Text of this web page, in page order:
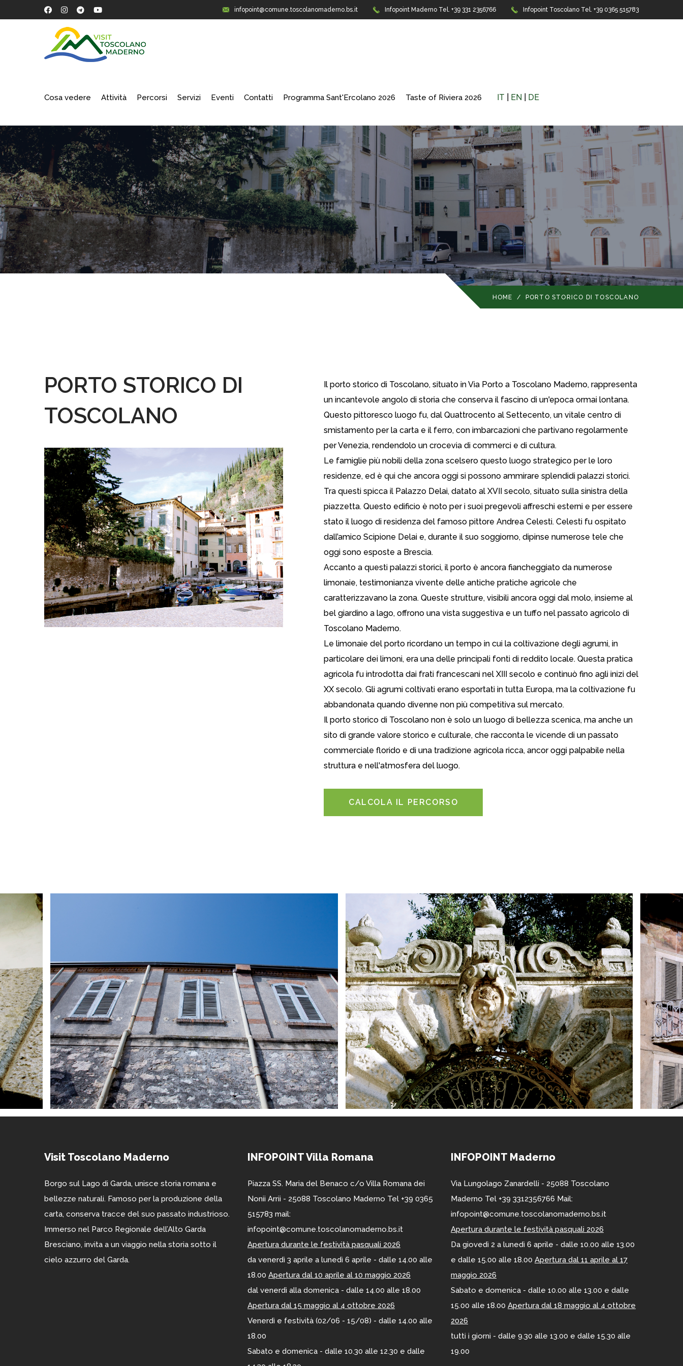
infopoint@comune.toscolanomaderno.bs.it Infopoint Maderno Tel. +39 331 2356766 Infopoint Toscolano Tel. +39 0365 515783
Cosa vedere Attività Percorsi Servizi Eventi Contatti Programma Sant'Ercolano 2026 Taste of Riviera 2026 IT EN DE
HOME / PORTO STORICO DI TOSCOLANO
PORTO STORICO DI
TOSCOLANO
Il porto storico di Toscolano, situato in Via Porto a Toscolano Maderno, rappresenta
un incantevole angolo di storia che conserva il fascino di un'epoca ormai lontana.
Questo pittoresco luogo fu, dal Quattrocento al Settecento, un vitale centro di
smistamento per la carta e il ferro, con imbarcazioni che partivano regolarmente
per Venezia, rendendolo un crocevia di commerci e di cultura.
Le famiglie più nobili della zona scelsero questo luogo strategico per le loro
residenze, ed è qui che ancora oggi si possono ammirare splendidi palazzi storici.
Tra questi spicca il Palazzo Delai, datato al XVII secolo, situato sulla sinistra della
piazzetta. Questo edificio è noto per i suoi pregevoli affreschi esterni e per essere
stato il luogo di residenza del famoso pittore Andrea Celesti. Celesti fu ospitato
dall’amico Scipione Delai e, durante il suo soggiorno, dipinse numerose tele che
oggi sono esposte a Brescia.
Accanto a questi palazzi storici, il porto è ancora fiancheggiato da numerose
limonaie, testimonianza vivente delle antiche pratiche agricole che
caratterizzavano la zona. Queste strutture, visibili ancora oggi dal molo, insieme al
bel giardino a lago, offrono una vista suggestiva e un tuffo nel passato agricolo di
Toscolano Maderno.
Le limonaie del porto ricordano un tempo in cui la coltivazione degli agrumi, in
particolare dei limoni, era una delle principali fonti di reddito locale. Questa pratica
agricola fu introdotta dai frati francescani nel XIII secolo e continuò fino agli inizi del
XX secolo. Gli agrumi coltivati erano esportati in tutta Europa, ma la coltivazione fu
abbandonata quando divenne non più competitiva sul mercato.
Il porto storico di Toscolano non è solo un luogo di bellezza scenica, ma anche un
sito di grande valore storico e culturale, che racconta le vicende di un passato
commerciale florido e di una tradizione agricola ricca, ancor oggi palpabile nella
struttura e nell'atmosfera del luogo.
CALCOLA IL PERCORSO
Visit Toscolano Maderno
Borgo sul Lago di Garda, unisce storia romana e
bellezze naturali. Famoso per la produzione della
carta, conserva tracce del suo passato industrioso.
Immerso nel Parco Regionale dell’Alto Garda
Bresciano, invita a un viaggio nella storia sotto il
cielo azzurro del Garda.
INFOPOINT Villa Romana
Piazza SS. Maria del Benaco c/o Villa Romana dei
Nonii Arrii - 25088 Toscolano Maderno Tel +39 0365
515783 mail:
infopoint@comune.toscolanomaderno.bs.it
Apertura durante le festività pasquali 2026
da venerdì 3 aprile a lunedì 6 aprile - dalle 14.00 alle
18.00 Apertura dal 10 aprile al 10 maggio 2026
dal venerdì alla domenica - dalle 14.00 alle 18.00
Apertura dal 15 maggio al 4 ottobre 2026
Venerdì e festività (02/06 - 15/08) - dalle 14.00 alle
18.00
Sabato e domenica - dalle 10.30 alle 12.30 e dalle
INFOPOINT Maderno
Via Lungolago Zanardelli - 25088 Toscolano
Maderno Tel +39 3312356766 Mail:
infopoint@comune.toscolanomaderno.bs.it
Apertura durante le festività pasquali 2026
Da giovedì 2 a lunedì 6 aprile - dalle 10.00 alle 13.00
e dalle 15.00 alle 18.00 Apertura dal 11 aprile al 17
maggio 2026
Sabato e domenica - dalle 10.00 alle 13.00 e dalle
15.00 alle 18.00 Apertura dal 18 maggio al 4 ottobre
2026
tutti i giorni - dalle 9.30 alle 13.00 e dalle 15.30 alle
19.00